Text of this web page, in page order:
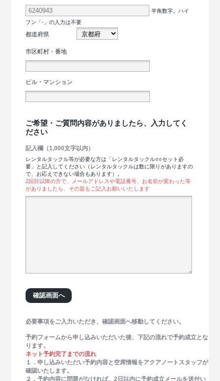
半角数字。ハイ
フン「-」の入力は不要
都道府県
市区町村・番地
ビル・マンション
ご希望・ご質問内容がありましたら、入力してく
ださい
記入欄（1,000文字以内）
レンタルタックル等が必要な方は「レンタルタックル○○セット必
要」と記入してください（レンタルタックルは数に限りがありますの
で、お応えできない場合もあります）。
2回目以降の方で、メールアドレスや電話番号、お名前が変わった等
がありましたら、その旨もご記入お願いいたします
必要事項をご入力いただき、確認画面へ移動してください。
予約フォームから申し込みいただいた後、下記の流れで予約成立とな
ります。
ネット予約完了までの流れ
１．申し込みいただい予約内容と空席情報をアクアノートスタッフが
確認いたします。
２．予約内容に問題がなければ、2日以内に予約成立メールを送付い